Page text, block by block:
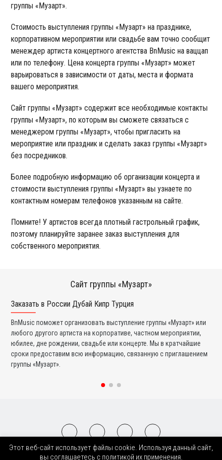
группы «Музарт».
Стоимость выступления группы «Музарт» на празднике,
корпоративном мероприятии или свадьбе вам точно сообщит
менеждер артиста концертного агентства BnMusic на ваццап
или по телефону. Цена концерта группы «Музарт» может
варьироваться в зависимости от даты, места и формата
вашего мероприятия.
Сайт группы «Музарт» содержит все необходимые контакты
группы «Музарт», по которым вы сможете связаться с
менеджером группы «Музарт», чтобы пригласить на
мероприятие или праздник и сделать заказ группы «Музарт»
без посредников.
Более подробную информацию об организации концерта и
стоимости выступления группы «Музарт» вы узнаете по
контактным номерам телефонов указанным на сайте.
Помните! У артистов всегда плотный гастрольный график,
поэтому планируйте заранее заказ выступления для
собственного мероприятия.
Сайт группы «Музарт»
Заказать в России Дубай Кипр Турция
BnMusic поможет организовать выступление группы «Музарт» или
любого другого артиста на корпоративе, частном мероприятии,
юбилее, дне рождении, свадьбе или концерте. Мы в кратчайшие
сроки предоставим всю информацию, связанную с приглашением
группы «Музарт».
2008-2026 © BnMusic All Right Reserved
Этот веб-сайт использует файлы cookie. Используя данный сайт,
вы соглашаетесь с политикой их применения.